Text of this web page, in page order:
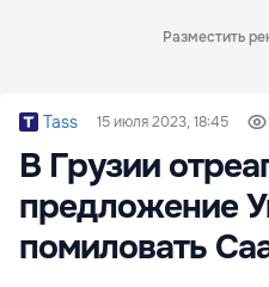
Разместить
Tass 15 июля 2023, 18:45
В Грузии
предложение
помиловать